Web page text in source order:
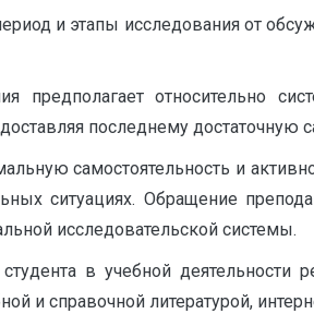
и этапы исследования от
относительно
последнему достаточную
самостоятельность и
ситуациях. Обращение
исследовательской системы.
в учебной
и справочной литературой,